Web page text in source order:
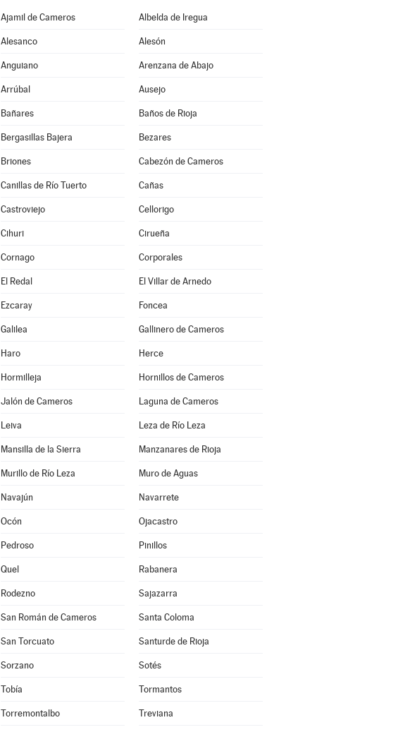
Ajamil de Cameros Albelda de Iregua
Alesanco Alesón
Anguiano Arenzana de Abajo
Arrúbal Ausejo
Bañares Baños de Rioja
Bergasillas Bajera Bezares
Briones Cabezón de Cameros
Canillas de Río Tuerto Cañas
Castroviejo Cellorigo
Cihuri Cirueña
Cornago Corporales
El Redal El Villar de Arnedo
Ezcaray Foncea
Galilea Gallinero de Cameros
Haro Herce
Hormilleja Hornillos de Cameros
Jalón de Cameros Laguna de Cameros
Leiva Leza de Río Leza
Mansilla de la Sierra Manzanares de Rioja
Murillo de Río Leza Muro de Aguas
Navajún Navarrete
Ocón Ojacastro
Pedroso Pinillos
Quel Rabanera
Rodezno Sajazarra
San Román de Cameros Santa Coloma
San Torcuato Santurde de Rioja
Sorzano Sotés
Tobía Tormantos
Torremontalbo Treviana